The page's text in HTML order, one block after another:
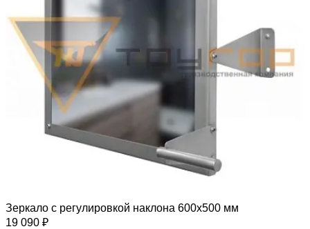
Зеркало с регулировкой наклона 600х500 мм
19 090 ₽